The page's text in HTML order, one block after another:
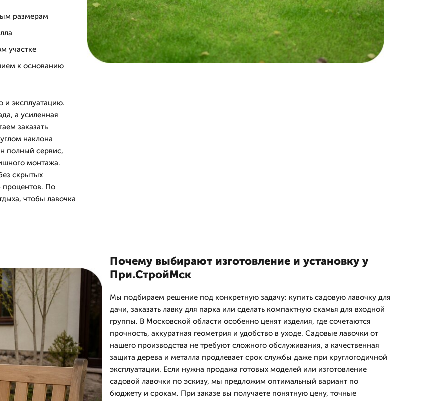
размерам
участке
к основанию
и эксплуатацию.
а усиленная
заказать
наклона
полный сервис,
монтажа.
скрытых
процентов. По
чтобы лавочка
Почему выбирают изготовление и установку у
При.СтройМск
Мы подбираем решение под конкретную задачу: купить садовую лавочку для
дачи, заказать лавку для парка или сделать компактную скамья для входной
группы. В Московской области особенно ценят изделия, где сочетаются
прочность, аккуратная геометрия и удобство в уходе. Садовые лавочки от
нашего производства не требуют сложного обслуживания, а качественная
защита дерева и металла продлевает срок службы даже при круглогодичной
эксплуатации. Если нужна продажа готовых моделей или изготовление
садовой лавочки по эскизу, мы предложим оптимальный вариант по
бюджету и срокам. При заказе вы получаете понятную цену, точные